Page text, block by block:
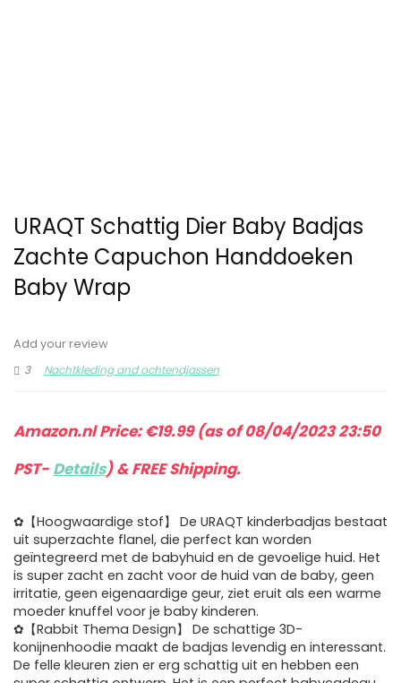
URAQT Schattig Dier Baby Badjas
Zachte Capuchon Handdoeken
Baby Wrap
Add your review
3
Nachtkleding and ochtendjassen
Amazon.nl Price:€19.99(as of 08/04/2023 23:50
PST- Details)&FREE Shipping.
✿【Hoogwaardige stof】 De URAQT kinderbadjas bestaat
uit superzachte flanel, die perfect kan worden
geïntegreerd met de babyhuid en de gevoelige huid. Het
is super zacht en zacht voor de huid van de baby, geen
irritatie, geen eigenaardige geur, ziet eruit als een warme
moeder knuffel voor je baby kinderen.
✿【Rabbit Thema Design】 De schattige 3D-
konijnenhoodie maakt de badjas levendig en interessant.
De felle kleuren zien er erg schattig uit en hebben een